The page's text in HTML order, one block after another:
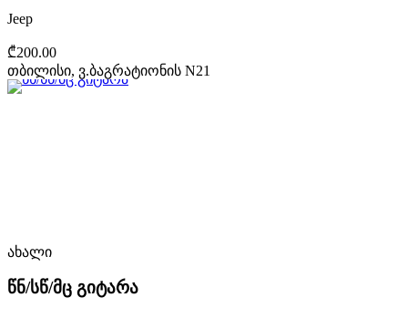
Jeep
₾200.00
თბილისი, ვ.ბაგრატიონის N21
ახალი
წნ/სწ/მც გიტარა